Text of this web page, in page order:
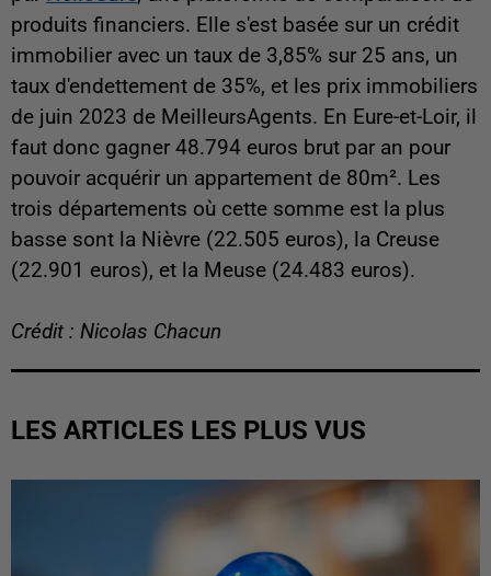
produits financiers. Elle s'est basée sur un crédit
immobilier avec un taux de 3,85% sur 25 ans, un
taux d'endettement de 35%, et les prix immobiliers
de juin 2023 de MeilleursAgents. En Eure-et-Loir, il
faut donc gagner 48.794 euros brut par an pour
pouvoir acquérir un appartement de 80m². Les
trois départements où cette somme est la plus
basse sont la Nièvre (22.505 euros), la Creuse
(22.901 euros), et la Meuse (24.483 euros).
Crédit : Nicolas Chacun
LES ARTICLES LES PLUS VUS